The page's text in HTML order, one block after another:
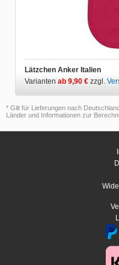
Lätzchen Anker Italien
Varianten ab 9,90 € zzgl.
* Gilt für Lieferungen nach
Länder und Informationen zur